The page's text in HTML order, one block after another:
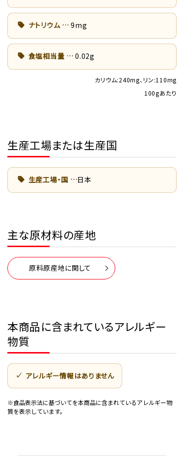
ナトリウム 9mg
食塩相当量 0.02g
カリウム:240mg、リン:110mg
100gあたり
生産工場または生産国
生産工場・国 日本
主な原材料の産地
原料原産地に関して
本商品に含まれているアレルギー
物質
アレルギー情報はありません
※食品表示法に基づいてを本商品に含まれているアレルギー物
質を表示しています。